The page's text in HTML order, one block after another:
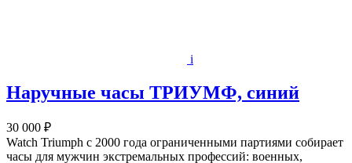
i
Наручные часы ТРИУМФ, синий
30 000 ₽
Watch Triumph с 2000 года ограниченными партиями собирает
часы для мужчин экстремальных профессий: военных,